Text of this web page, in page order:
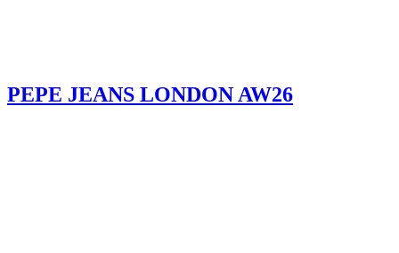
PEPE JEANS LONDON AW26